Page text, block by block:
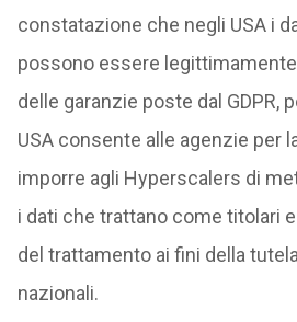
constatazione che negli USA i
possono essere
delle garanzie poste dal GDPR,
USA consente alle agenzie per
imporre agli Hyperscalers di
i dati che trattano come titolari
del trattamento ai fini della
nazionali.